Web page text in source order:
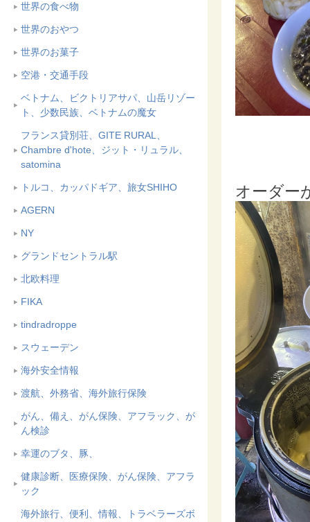
世界の食べ物
世界のおやつ
世界のお菓子
空港・交通手段
ベトナム、ビクトリアサパ、山岳リゾー
ト、少数民族、ベトナムの魔女
フランス貸別荘、GITE RURAL、
Chambre d'hote、ジット・リュラル、
satomina
トルコ、カッパドギア、旅女SHIHO
AGERN
NY
グランドセントラル駅
北欧料理
FIKA
tindradroppe
スウェーデン
海外安全情報
渡航、外務省、海外旅行保険
がん、備え、がん保険、アフラック、が
ん検診
幸運のブタ、豚、
健康診断、医療保険、がん保険、アフラ
ック
海外旅行、便利、情報、トラベラーズボ
オーダー